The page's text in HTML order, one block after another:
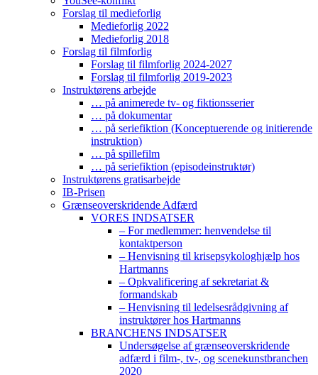
Forslag til medieforlig
Medieforlig 2022
Medieforlig 2018
Forslag til filmforlig
Forslag til filmforlig 2024-2027
Forslag til filmforlig 2019-2023
Instruktørens arbejde
… på animerede tv- og fiktionsserier
… på dokumentar
… på seriefiktion (Konceptuerende og initierende
instruktion)
… på spillefilm
… på seriefiktion (episodeinstruktør)
Instruktørens gratisarbejde
IB-Prisen
Grænseoverskridende Adfærd
VORES INDSATSER
– For medlemmer: henvendelse til
kontaktperson
– Henvisning til krisepsykologhjælp hos
Hartmanns
– Opkvalificering af sekretariat &
formandskab
– Henvisning til ledelsesrådgivning af
instruktører hos Hartmanns
BRANCHENS INDSATSER
Undersøgelse af grænseoverskridende
adfærd i film-, tv-, og scenekunstbranchen
2020